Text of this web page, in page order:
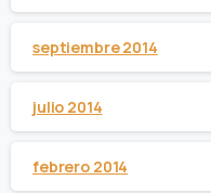
septiembre 2014
julio 2014
febrero 2014